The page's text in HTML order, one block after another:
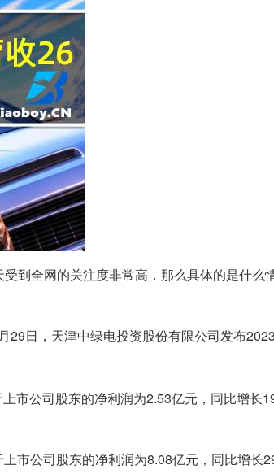
到全网的关注度非常高，那么具体的是什么
日，天津中绿电投资股份有限公司发布
市公司股东的净利润为2.53亿元，同比增长
市公司股东的净利润为8.08亿元，同比增长